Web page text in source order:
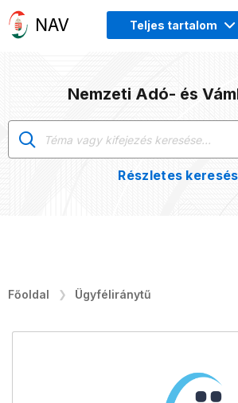
Teljes tartalom
Nemzeti Adó- és
Részletes keresés
Főoldal Ügyféliránytű